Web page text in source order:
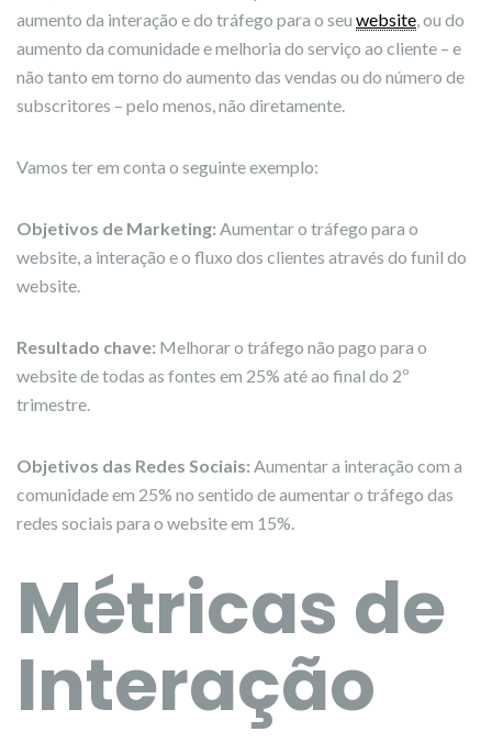
aumento da interação e do tráfego para o seu website, ou do
aumento da comunidade e melhoria do serviço ao cliente – e
não tanto em torno do aumento das vendas ou do número de
subscritores – pelo menos, não diretamente.
Vamos ter em conta o seguinte exemplo:
Objetivos de Marketing: Aumentar o tráfego para o
website, a interação e o fluxo dos clientes através do funil do
website.
Resultado chave: Melhorar o tráfego não pago para o
website de todas as fontes em 25% até ao final do 2º
trimestre.
Objetivos das Redes Sociais: Aumentar a interação com a
comunidade em 25% no sentido de aumentar o tráfego das
redes sociais para o website em 15%.
Métricas de
Interação